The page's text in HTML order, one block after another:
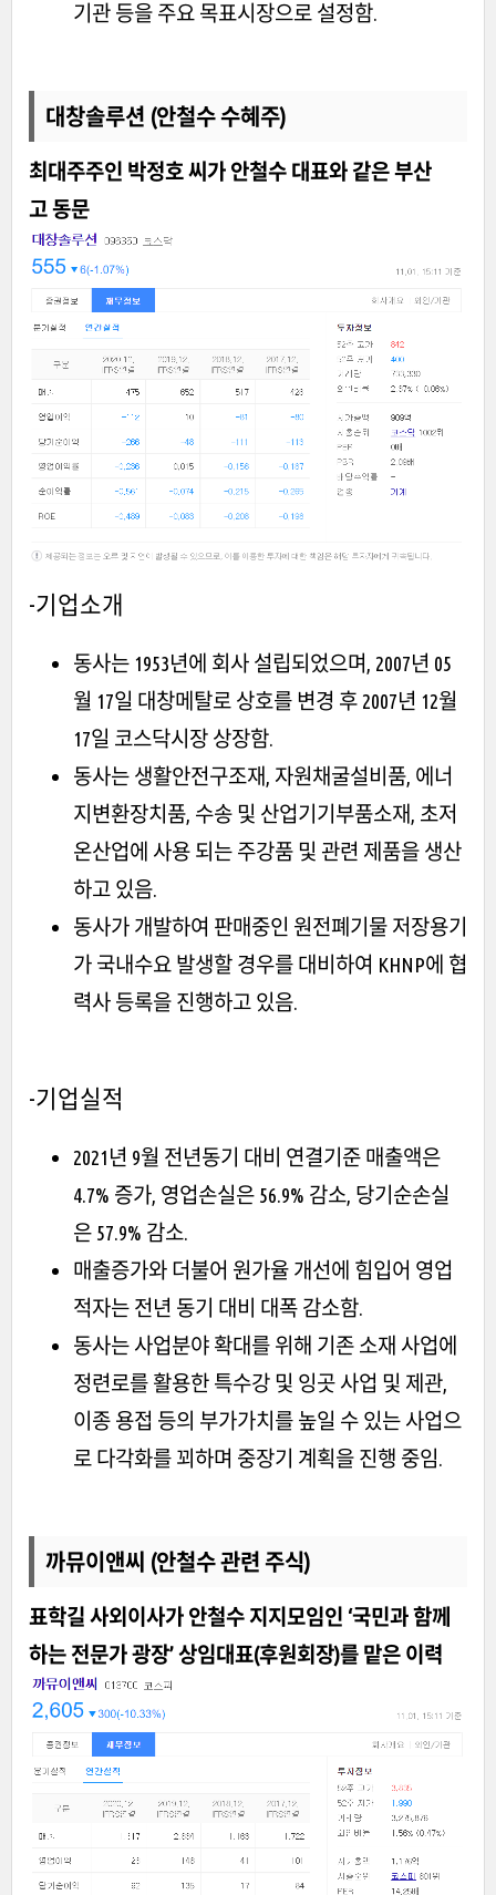
기관 등을 주요 목표시장으로 설정함.
대창솔루션 (안철수 수혜주)
최대주주인 박정호 씨가 안철수 대표와 같은 부산
고 동문
-기업소개
동사는 1953년에 회사 설립되었으며, 2007년 05
월 17일 대창메탈로 상호를 변경 후 2007년 12월
17일 코스닥시장 상장함.
동사는 생활안전구조재, 자원채굴설비품, 에너
지변환장치품, 수송 및 산업기기부품소재, 초저
온산업에 사용 되는 주강품 및 관련 제품을 생산
하고 있음.
동사가 개발하여 판매중인 원전폐기물 저장용기
가 국내수요 발생할 경우를 대비하여 KHNP에 협
력사 등록을 진행하고 있음.
-기업실적
2021년 9월 전년동기 대비 연결기준 매출액은
4.7% 증가, 영업손실은 56.9% 감소, 당기순손실
은 57.9% 감소.
매출증가와 더불어 원가율 개선에 힘입어 영업
적자는 전년 동기 대비 대폭 감소함.
동사는 사업분야 확대를 위해 기존 소재 사업에
정련로를 활용한 특수강 및 잉곳 사업 및 제관,
이종 용접 등의 부가가치를 높일 수 있는 사업으
로 다각화를 꾀하며 중장기 계획을 진행 중임.
까뮤이앤씨 (안철수 관련 주식)
표학길 사외이사가 안철수 지지모임인 ‘국민과 함께
하는 전문가 광장’ 상임대표(후원회장)를 맡은 이력